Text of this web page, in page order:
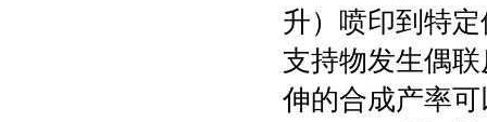
升）喷印到特
支持物发生偶
伸的合成产率